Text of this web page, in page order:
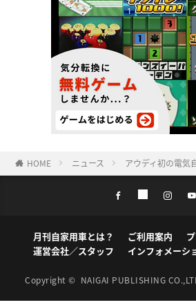
HOME ニュース アウディ初の電
月刊自家用車とは？ ご利用案内
運営会社／スタッフ
インフォメーシ
Copyright © NAIGAI PUBLISHING